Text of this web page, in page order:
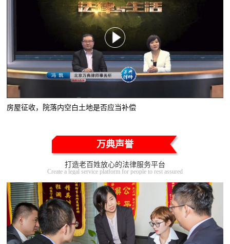
房屋征收，院落内空白土地是否应当补偿
万典声誉
打造老百姓放心的法律服务平台
Create a legal service platform for people to rest assured